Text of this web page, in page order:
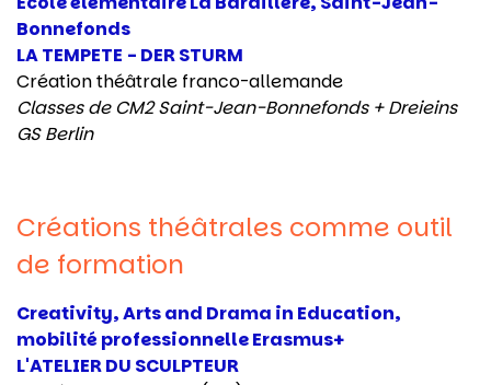
Bonnefonds
LA TEMPETE - DER STURM
Création théâtrale franco-allemande
Classes de CM2 Saint-Jean-Bonnefonds +Dreieins
GS Berlin
Créations théâtrales comme outil
de formation
Creativity, Arts and Drama in Education,
mobilité professionnelle Erasmus+
L'ATELIER DU SCULPTEUR